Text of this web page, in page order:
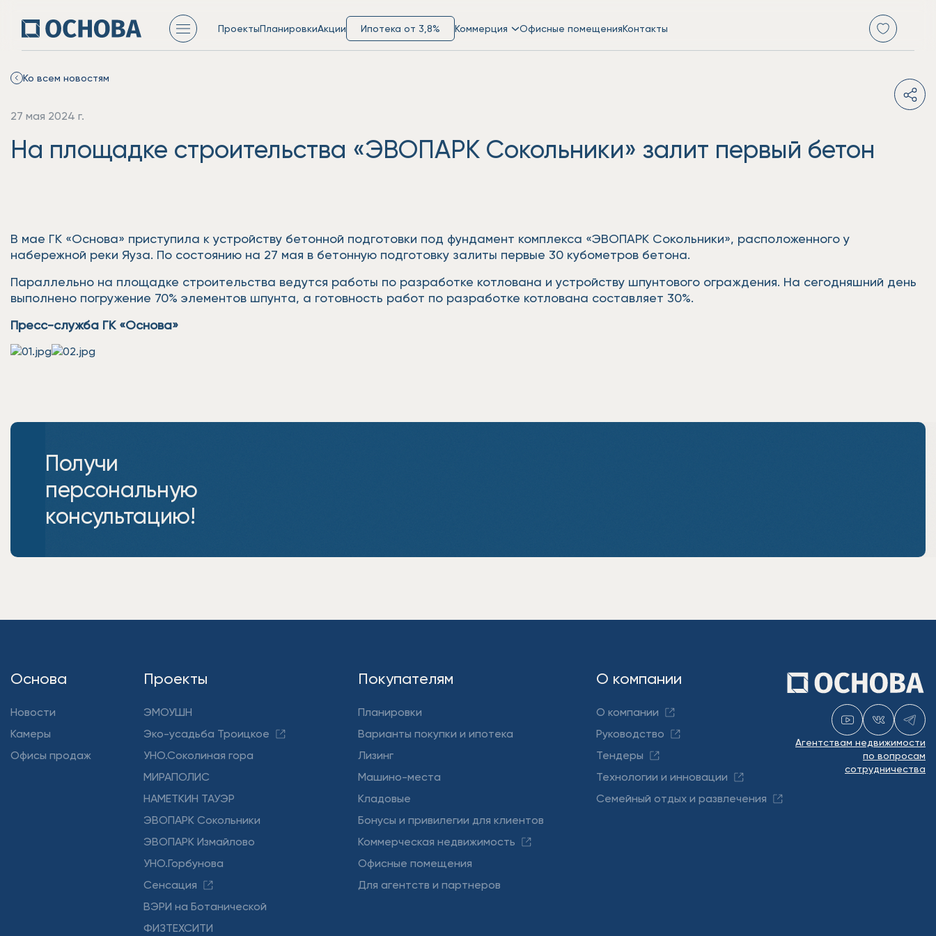
ПроектыПланировкиАкции Ипотека от 3,8% Коммерция Офисные помещенияКонтакты
Ко всем новостям
27 мая 2024 г.
На площадке строительства «ЭВОПАРК Сокольники» залит первый бетон
В мае ГК «Основа» приступила к устройству бетонной подготовки под фундамент комплекса «ЭВОПАРК Сокольники», расположенного у
набережной реки Яуза. По состоянию на 27 мая в бетонную подготовку залиты первые 30 кубометров бетона.
Параллельно на площадке строительства ведутся работы по разработке котлована и устройству шпунтового ограждения. На сегодняшний день
выполнено погружение 70% элементов шпунта, а готовность работ по разработке котлована составляет 30%.
Пресс-служба ГК «Основа»
Получи
персональную
консультацию!
Основа
Новости
Камеры
Офисы продаж
Проекты
ЭМОУШН
Эко-усадьба Троицкое
УНО.Соколиная гора
МИРАПОЛИС
НАМЕТКИН ТАУЭР
ЭВОПАРК Сокольники
ЭВОПАРК Измайлово
УНО.Горбунова
Сенсация
ВЭРИ на Ботанической
ФИЗТЕХСИТИ
Покупателям
Планировки
Варианты покупки и ипотека
Лизинг
Машино-места
Кладовые
Бонусы и привилегии для клиентов
Коммерческая недвижимость
Офисные помещения
Для агентств и партнеров
О компании
О компании
Руководство
Тендеры
Технологии и инновации
Семейный отдых и развлечения
Агентствам недвижимости
по вопросам
сотрудничества